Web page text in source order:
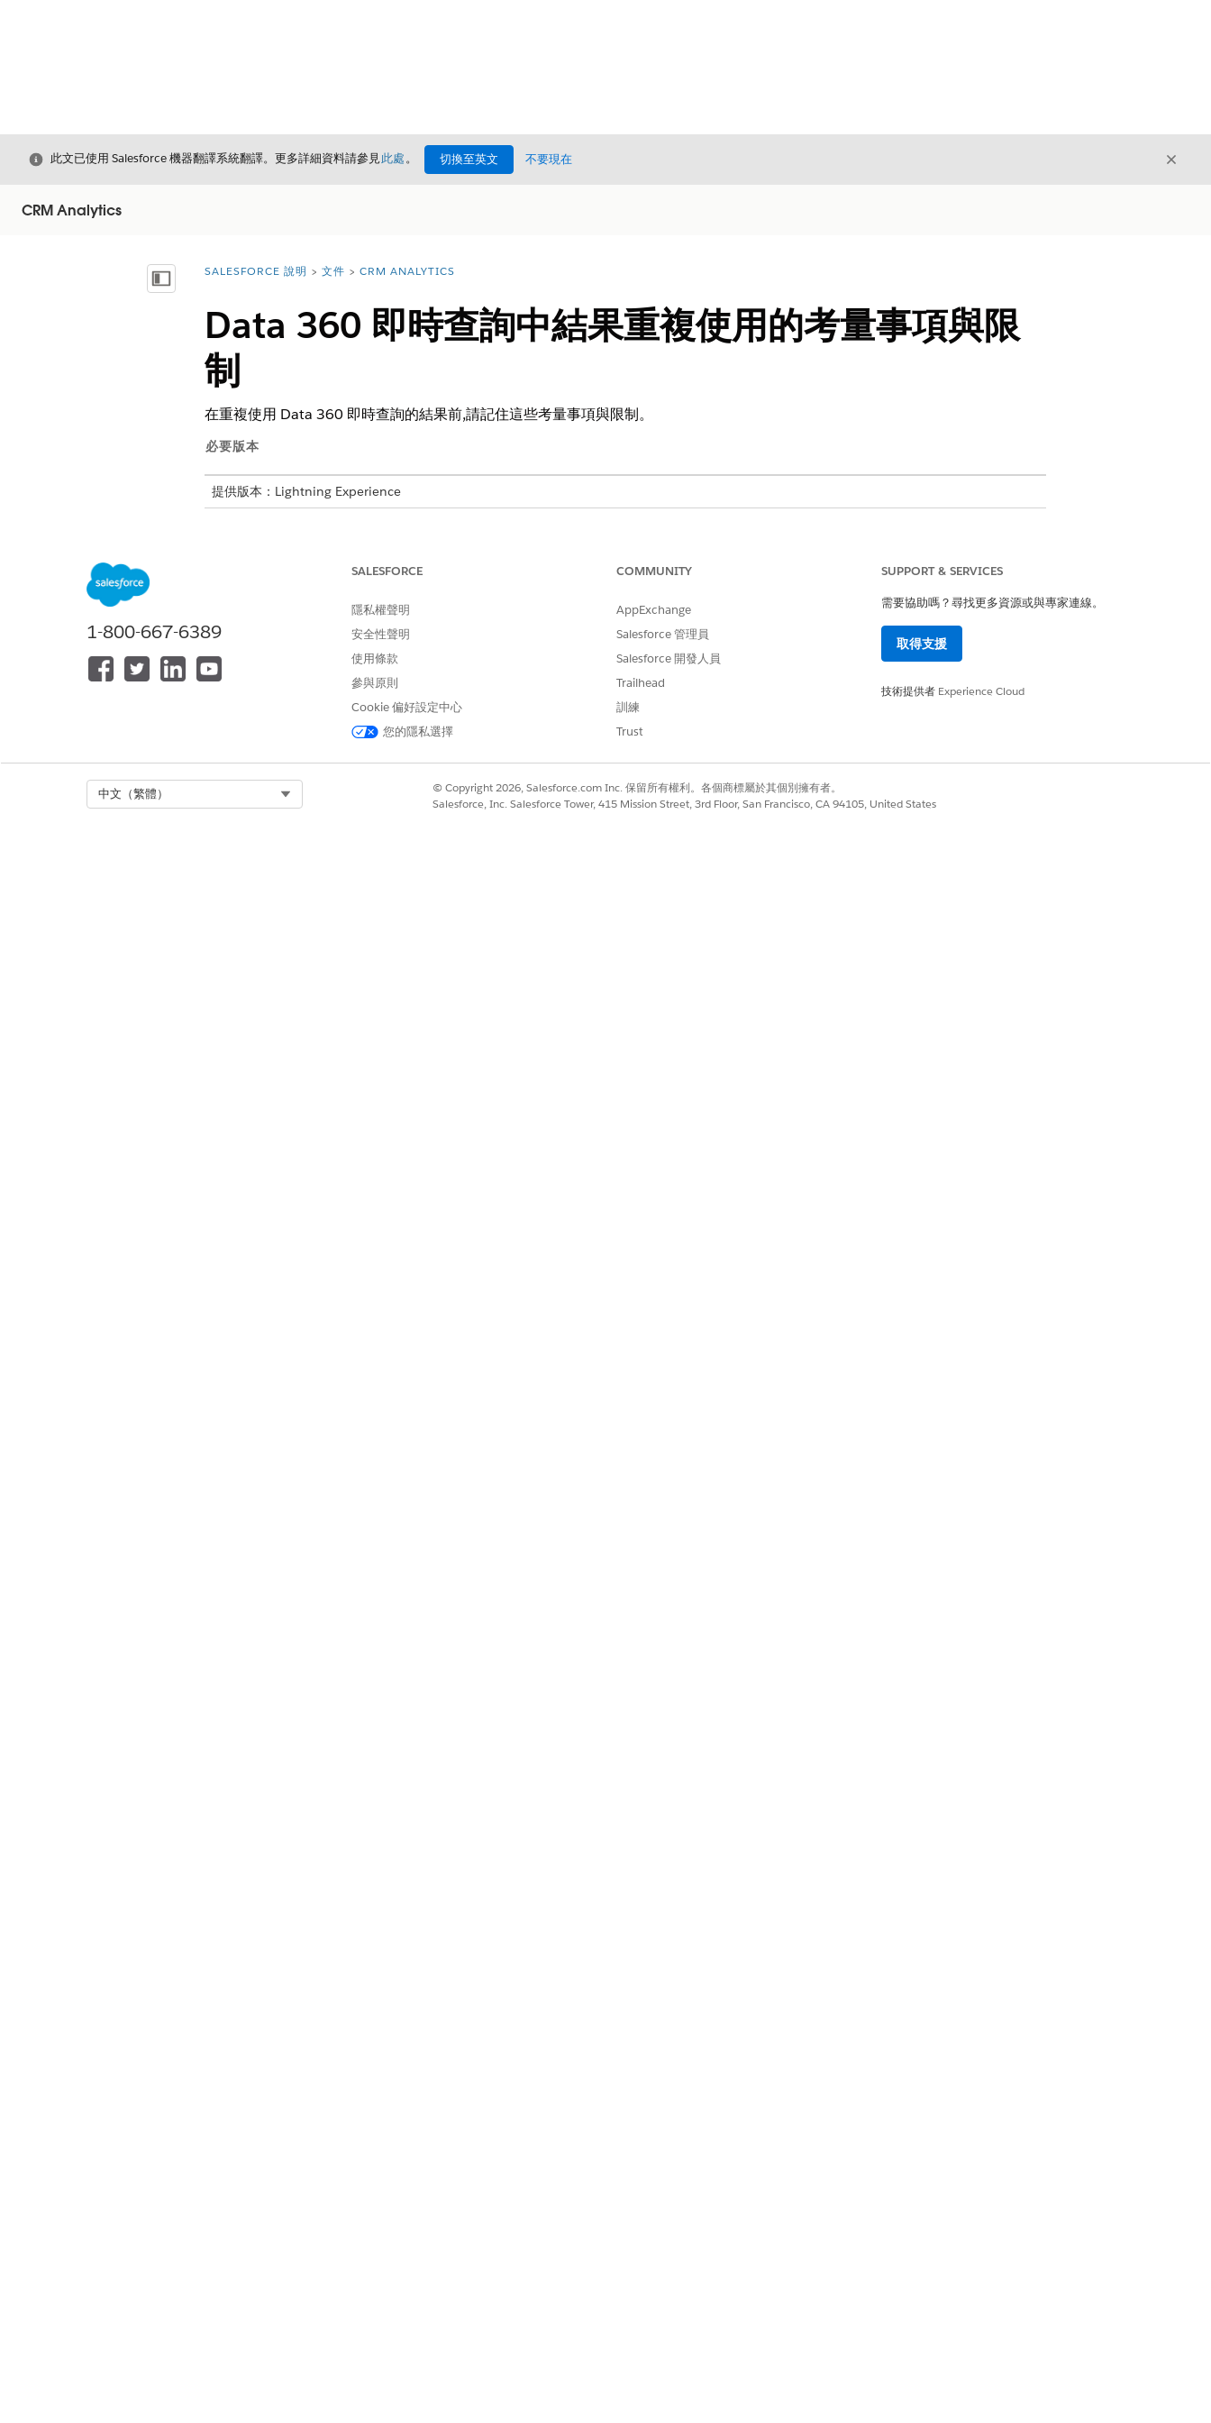
結束
此文已使用 Salesforce 機器翻譯系統翻譯。更多詳細資料請參見此處。 切換至英文 不要現在 結束
CRM Analytics
顯示目錄 您位於此處：
SALESFORCE 說明 文件 CRM ANALYTICS
Data 360 即時查詢中結果重複使用的考量事項與限
制
在重複使用 Data 360 即時查詢的結果前,請記住這些考量事項與限制。
必要版本
提供版本：Lightning Experience
重複使用結果時,顯示面板會顯示查詢結果的「上次重新整理」時間戳記。
Data 360 處理標準資料更新。但當您開啟重複使用結果設定時,具有日期文字表示值或波動函數的查詢會在逾時期間重複使用,而不會查詢資料庫。
若要確認結果重複使用,請檢查查詢的回應狀態,以查看其是否來自先前的執行。您也可以檢視過時回應的特定原因,例如「使用波動函數」。
具有舊版 SQL 與 Data 360 SQL 查詢的顯示面板有時會顯示不一致的結果。
透過多面向化、排序或篩選修改的查詢會傳回比原始查詢更新的結果,因為它們會觸發新的計算,而非重複使用先前的結果。
匯出的資料會反映與顯示面板相同的最新狀態。您無法在匯出期間覆寫這些設定。
1-800-667-6389
SALESFORCE
隱私權聲明
安全性聲明
使用條款
參與原則
Cookie 偏好設定中心
您的隱私選擇
COMMUNITY
AppExchange
Salesforce 管理員
Salesforce 開發人員
Trailhead
訓練
Trust
SUPPORT & SERVICES
需要協助嗎？尋找更多資源或與專家連線。
取得支援
技術提供者 Experience Cloud
中文（繁體）
© Copyright 2026, Salesforce.com Inc. 保留所有權利。各個商標屬於其個別擁有者。
Salesforce, Inc. Salesforce Tower, 415 Mission Street, 3rd Floor, San Francisco, CA 94105, United States